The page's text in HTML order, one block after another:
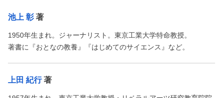
池上 彰 著
1950年生まれ。ジャーナリスト。東京工業大学特命教授。
著書に『おとなの教養』『はじめてのサイエンス』など。
上田 紀行著